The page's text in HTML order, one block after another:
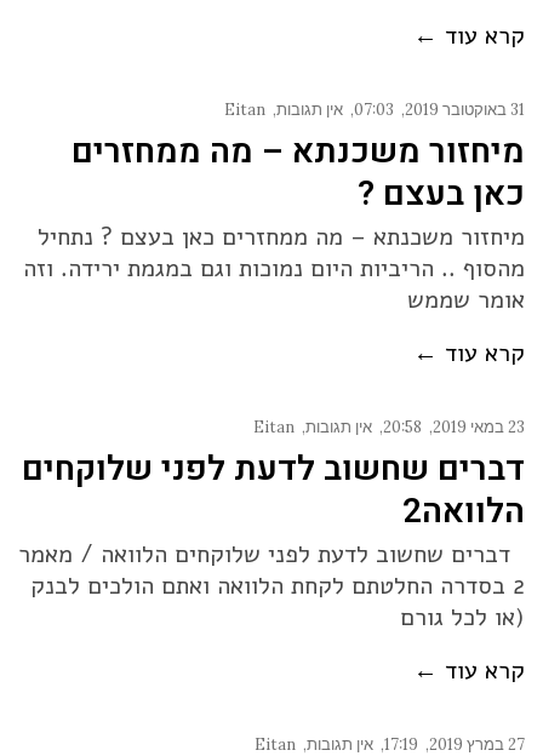
קרא עוד ←
31 באוקטובר 2019 07:03 אין תגובות Eitan
מיחזור משכנתא – מה ממחזרים
כאן בעצם ?
מיחזור משכנתא – מה ממחזרים כאן בעצם ? נתחיל
מהסוף .. הריביות היום נמוכות וגם במגמת ירידה. וזה
אומר שממש
קרא עוד ←
23 במאי 2019 20:58 אין תגובות Eitan
דברים שחשוב לדעת לפני שלוקחים
הלוואה2
דברים שחשוב לדעת לפני שלוקחים הלוואה / מאמר
2 בסדרה החלטתם לקחת הלוואה ואתם הולכים לבנק
(או לכל גורם
קרא עוד ←
27 במרץ 2019 17:19 אין תגובות Eitan